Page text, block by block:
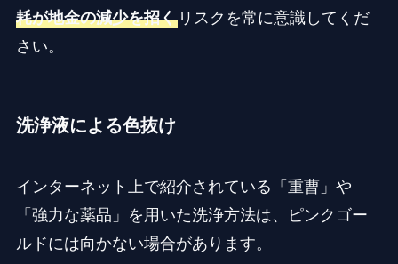
耗が地金の減少を招くリスクを常に意識してくだ
さい。
洗浄液による色抜け
インターネット上で紹介されている「重曹」や
「強力な薬品」を用いた洗浄方法は、ピンクゴー
ルドには向かない場合があります。